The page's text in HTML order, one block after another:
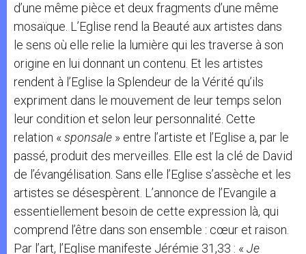
d’une même pièce et deux fragments d’une même
mosaïque. L’Eglise rend la Beauté aux artistes dans
le sens où elle relie la lumière qui les traverse à son
origine en lui donnant un contenu. Et les artistes
rendent à l’Eglise la Splendeur de la Vérité qu’ils
expriment dans le mouvement de leur temps selon
leur condition et selon leur personnalité. Cette
relation « sponsale » entre l’artiste et l’Eglise a, par le
passé, produit des merveilles. Elle est la clé de David
de l’évangélisation. Sans elle l’Eglise s’assèche et les
artistes se désespèrent. L’annonce de l’Evangile a
essentiellement besoin de cette expression là, qui
comprend l’être dans son ensemble : cœur et raison.
Par l’art, l’Eglise manifeste Jérémie 31,33 : « Je